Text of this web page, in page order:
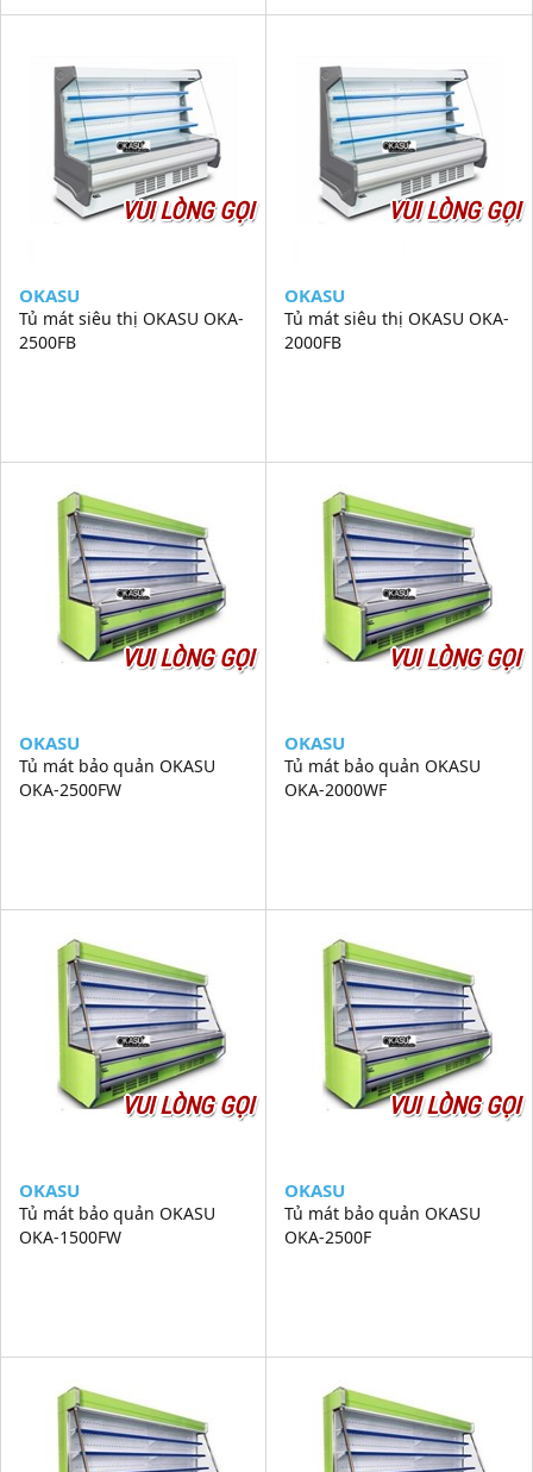
VUI LÒNG GỌI
OKASU
Tủ mát siêu thị OKASU OKA-
2500FB
VUI LÒNG GỌI
OKASU
Tủ mát siêu thị OKASU OKA-
2000FB
VUI LÒNG GỌI
OKASU
Tủ mát bảo quản OKASU
OKA-2500FW
VUI LÒNG GỌI
OKASU
Tủ mát bảo quản OKASU
OKA-2000WF
VUI LÒNG GỌI
OKASU
Tủ mát bảo quản OKASU
OKA-1500FW
VUI LÒNG GỌI
OKASU
Tủ mát bảo quản OKASU
OKA-2500F